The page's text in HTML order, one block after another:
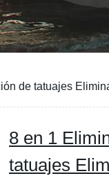
de tatuajes
8 en 1
tatuajes